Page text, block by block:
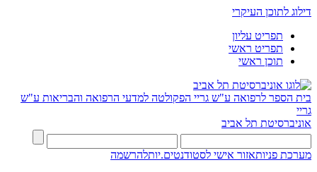
דילוג לתוכן העיקרי
תפריט עליון
תפריט ראשי
תוכן ראשי
בית הספר לרפואה ע"ש גריי הפקולטה למדעי הרפואה והבריאות ע"ש
גריי
אוניברסיטת תל אביב
מערכת פניותאזור אישי לסטודנטים.יותלהרשמה